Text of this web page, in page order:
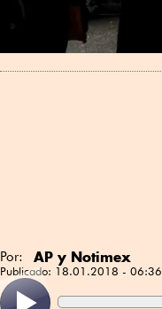
Por: AP y Notimex
Publicado: 18.01.2018 - 06:36